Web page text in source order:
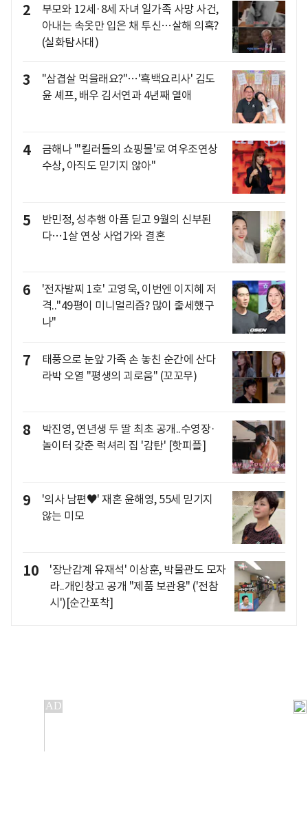
2
부모와 12세·8세 자녀 일가족 사망 사건,
아내는 속옷만 입은 채 투신…살해 의혹?
(실화탐사대)
3
"삼겹살 먹을래요?"…'흑백요리사' 김도
윤 셰프, 배우 김서연과 4년째 열애
4
금해나 "'킬러들의 쇼핑몰'로 여우조연상
수상, 아직도 믿기지 않아"
5
반민정, 성추행 아픔 딛고 9월의 신부된
다…1살 연상 사업가와 결혼
6
'전자발찌 1호' 고영욱, 이번엔 이지혜 저
격.."49평이 미니멀리즘? 많이 출세했구
나"
7
태풍으로 눈앞 가족 손 놓친 순간에 산다
라박 오열 "평생의 괴로움" (꼬꼬무)
8
박진영, 연년생 두 딸 최초 공개..수영장·
놀이터 갖춘 럭셔리 집 '감탄' [핫피플]
9
'의사 남편♥' 재혼 윤해영, 55세 믿기지
않는 미모
10
'장난감계 유재석' 이상훈, 박물관도 모자
라..개인창고 공개 "제품 보관용" ('전참
시')[순간포착]